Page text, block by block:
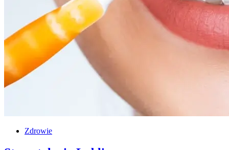
Zdrowie